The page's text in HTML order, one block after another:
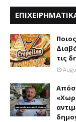
τις